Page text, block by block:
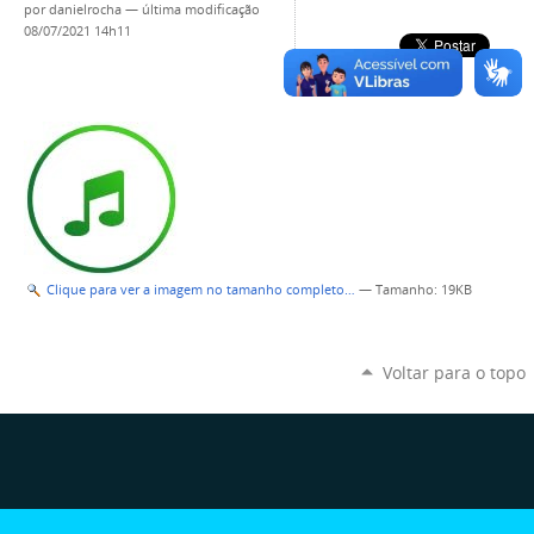
pordanielrocha — última modificação
08/07/2021 14h11
Clique para ver a imagem no tamanho completo… — Tamanho: 19KB
Voltar para o topo